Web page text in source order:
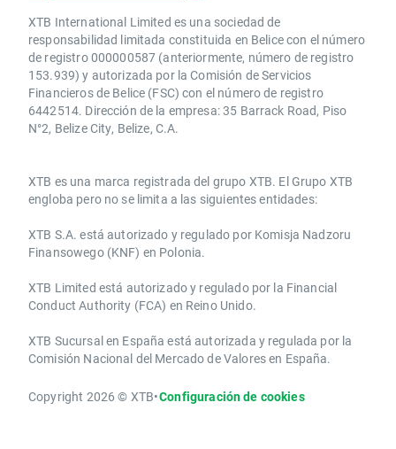
XTB International Limited es una sociedad de
responsabilidad limitada constituida en Belice con el número
de registro 000000587 (anteriormente, número de registro
153.939) y autorizada por la Comisión de Servicios
Financieros de Belice (FSC) con el número de registro
6442514. Dirección de la empresa: 35 Barrack Road, Piso
N°2, Belize City, Belize, C.A.
​​XTB es una marca registrada del grupo XTB. El Grupo XTB
engloba pero no se limita a las siguientes entidades:
XTB S.A.​ está autorizado y regulado por Komisja Nadzoru
Finansowego (KNF) ​en Polonia.
XTB Limited ​está autorizado y regulado por la ​Financial
Conduct Authority ​(FCA) en ​​Reino Unido.
XTB Sucursal en España está autorizada y regulada por la
Comisión Nacional del Mercado de Valores en España.
Copyright 2026 © XTB•Configuración de cookies